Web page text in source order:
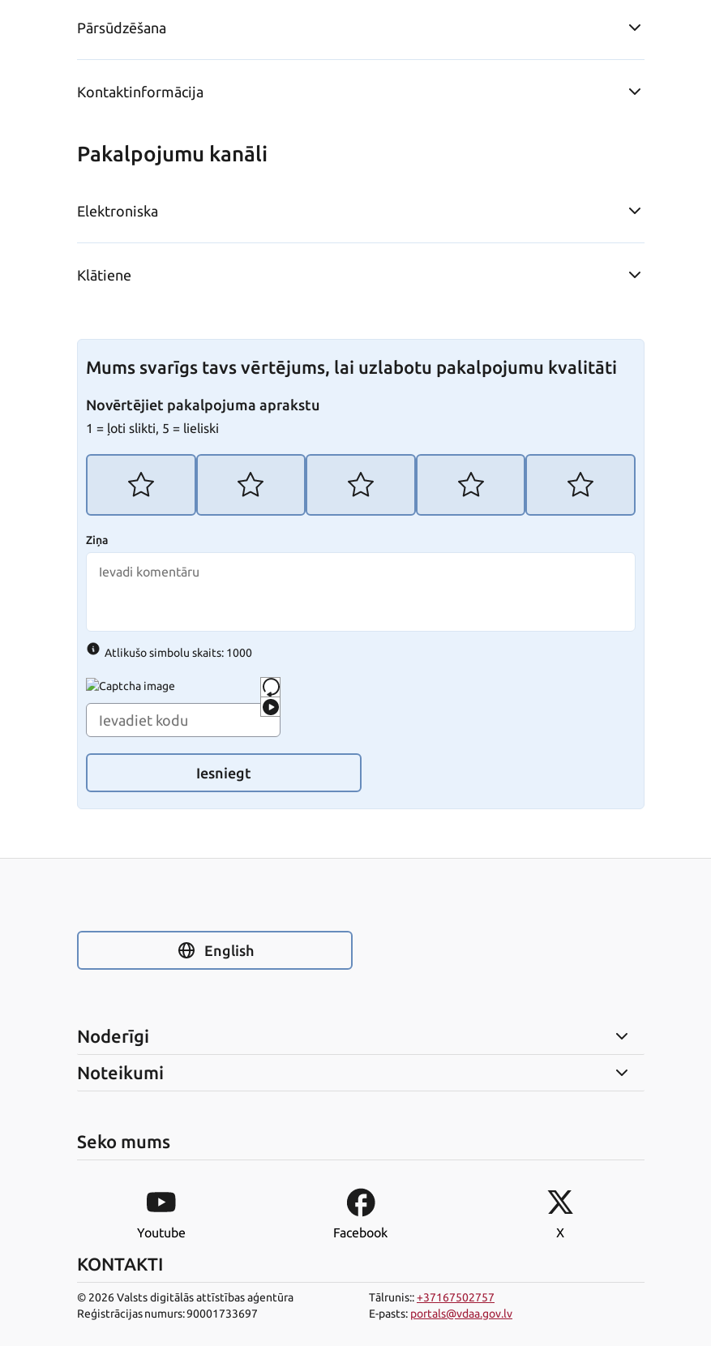
Pārsūdzēšana
Kontaktinformācija
Pakalpojumu kanāli
Elektroniska
Klātiene
Mums svarīgs tavs vērtējums, lai uzlabotu pakalpojumu kvalitāti
Novērtējiet pakalpojuma aprakstu
1 = ļoti slikti, 5 = lieliski
Ziņa
Atlikušo simbolu skaits: 1000
Iesniegt
English
Noderīgi
Noteikumi
Seko mums
Youtube Facebook X
KONTAKTI
© 2026 Valsts digitālās attīstības aģentūra
Reģistrācijas numurs: 90001733697
Tālrunis::+37167502757
E-pasts: portals@vdaa.gov.lv